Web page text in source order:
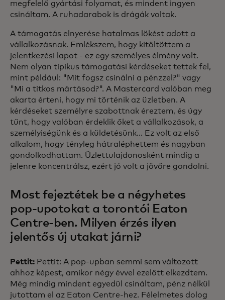
megfelelő gyártási folyamat, és mindent ingyen
csináltam. A ruhadarabok is drágák voltak.
A támogatás elnyerése hatalmas lökést adott a
vállalkozásnak. Emlékszem, hogy kitöltöttem a
jelentkezési lapot - ez egy személyes élmény volt.
Nem olyan tipikus támogatási kérdéseket tettek fel,
mint például: "Mit fogsz csinálni a pénzzel?" vagy
"Mi a titkos mártásod?". A Mastercard valóban meg
akarta érteni, hogy mi történik az üzletben. A
kérdéseket személyre szabottnak éreztem, és úgy
tűnt, hogy valóban érdeklik őket a vállalkozások, a
személyiségünk és a küldetésünk... Ez volt az első
alkalom, hogy tényleg hátraléphettem és nagyban
gondolkodhattam. Üzlettulajdonosként mindig a
jelenre koncentrálsz, ezért jó volt a jövőre gondolni.
Most fejeztétek be a négyhetes
pop-upotokat a torontói Eaton
Centre-ben. Milyen érzés ilyen
jelentős új utakat járni?
Pettit: Pettit: A pop-upban semmi sem változott
ahhoz képest, amikor négy évvel ezelőtt elkezdtem.
Még mindig mindent egyedül csináltam, pénz nélkül
jutottam el az Eaton Centre-hez. Félelmetes dolog